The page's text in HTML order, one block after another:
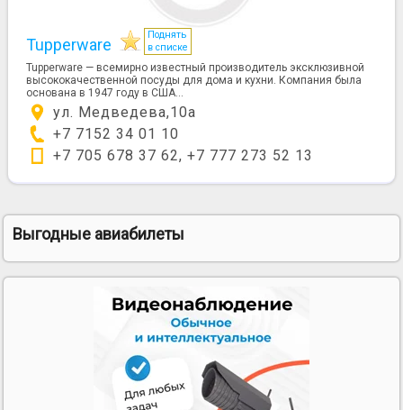
Tupperware
Поднять
в списке
Tupperware — всемирно известный производитель эксклюзивной
высококачественной посуды для дома и кухни. Компания была
основана в 1947 году в США...
ул. Медведева,10а
+7 7152 34 01 10
+7 705 678 37 62, +7 777 273 52 13
Выгодные авиабилеты